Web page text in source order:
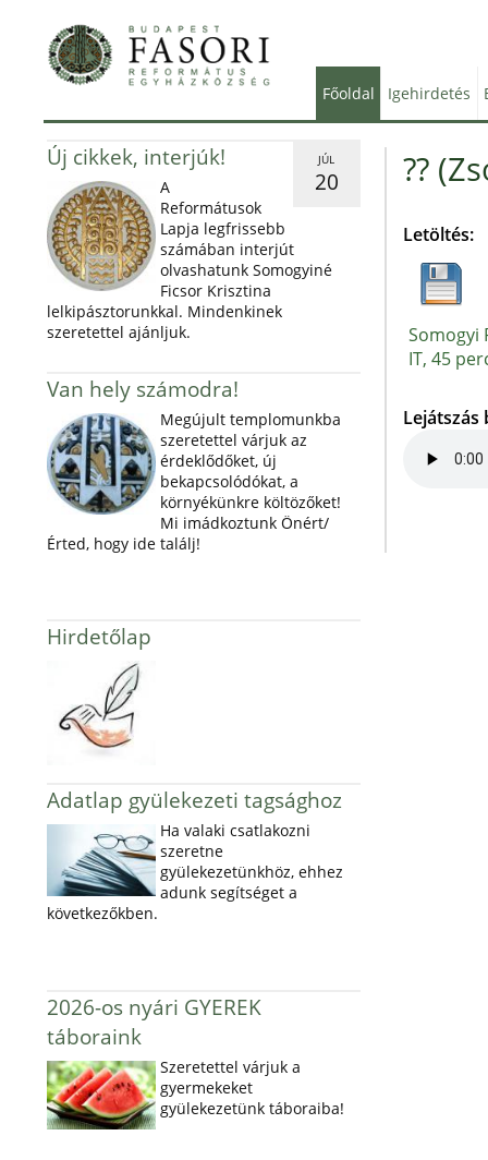
Főoldal Igehirdetés
JÚL
20
Új cikkek, interjúk!
A
Reformátusok
Lapja legfrissebb
számában interjút
olvashatunk Somogyiné
Ficsor Krisztina
lelkipásztorunkkal. Mindenkinek
szeretettel ajánljuk.
Van hely számodra!
Megújult templomunkba
szeretettel várjuk az
érdeklődőket, új
bekapcsolódókat, a
környékünkre költözőket!
Mi imádkoztunk Önért/
Érted, hogy ide találj!
Hirdetőlap
Adatlap gyülekezeti tagsághoz
Ha valaki csatlakozni
szeretne
gyülekezetünkhöz, ehhez
adunk segítséget a
következőkben.
2026-os nyári GYEREK
táboraink
Szeretettel várjuk a
gyermekeket
gyülekezetünk táboraiba!
??
Letöltés:
Somogyi
IT, 45
Lejátszás